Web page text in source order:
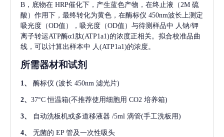
B，底物在 HRP催化下，产生蓝色产物，在终止液（2M 硫
酸）作用下，最终转化为黄色，在酶标仪 450nm波长上测定
吸光度（OD值），吸光度（OD值）与待测样品中 人钠/钾
离子转运ATP酶α1肽(ATP1a1)的浓度正相关。拟合校准品曲
线，可以计算出样本中 人(ATP1a1)的浓度。
所需器材和试剂
1、 酶标仪 (波长 450nm 滤光片)
2、 37°C 恒温箱(不推荐使用细胞用 CO2 培养箱)
3、 自动洗板机或多道移液器 /5ml 滴管(手工洗板用)
4、 无菌的 EP 管及一次性吸头